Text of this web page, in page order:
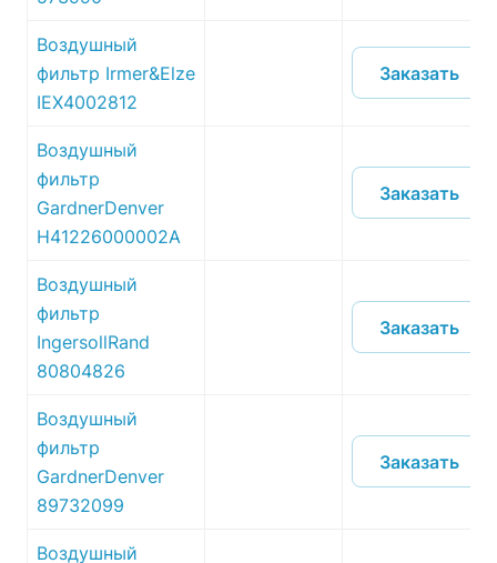
Воздушный
фильтр Irmer&Elze
IEX4002812
Заказать
Воздушный
фильтр
GardnerDenver
H41226000002A
Заказать
Воздушный
фильтр
IngersollRand
80804826
Заказать
Воздушный
фильтр
GardnerDenver
89732099
Заказать
Воздушный